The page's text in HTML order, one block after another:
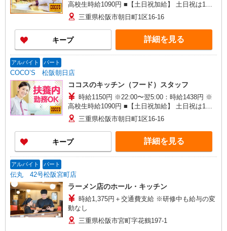
高校生時給1090円 ■【土日祝加給】 土日祝は1時
間当たり＋100円 ■特別手当 早朝手当（5:00〜
8:00）時給＋100円
三重県松阪市朝日町1区16-16
キープ 詳細を見る
アルバイト パート
COCO’S 松阪朝日店
ココスのキッチン（フード）スタッフ
時給1150円 ※22:00〜翌5:00：時給1438円 ※
高校生時給1090円 ■【土日祝加給】 土日祝は1時
間当たり＋100円 ■特別手当 早朝手当（5:00〜
8:00）時給＋100円
三重県松阪市朝日町1区16-16
キープ 詳細を見る
アルバイト パート
伝丸 42号松阪宮町店
ラーメン店のホール・キッチン
時給1,375円＋交通費支給 ※研修中も給与の変
動なし
三重県松阪市宮町字花鶴197-1